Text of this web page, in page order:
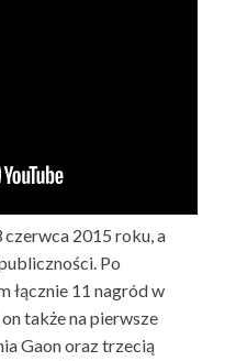
2015 roku, a
Po
łącznie 11 nagród w
także na pierwsze
Gaon oraz trzecią